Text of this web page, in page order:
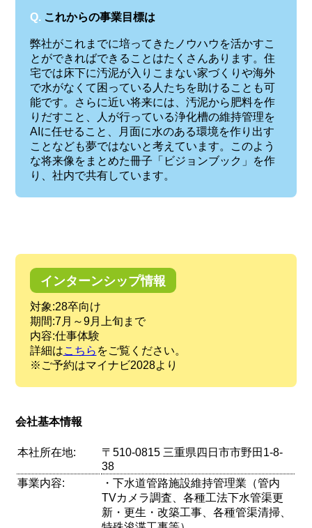
Q. これからの事業目標は
弊社がこれまでに培ってきたノウハウを活かすこ
とができればできることはたくさんあります。住
宅では床下に汚泥が入りこまない家づくりや海外
で水がなくて困っている人たちを助けることも可
能です。さらに近い将来には、汚泥から肥料を作
りだすこと、人が行っている浄化槽の維持管理を
AIに任せること、月面に水のある環境を作り出す
ことなども夢ではないと考えています。このよう
な将来像をまとめた冊子「ビジョンブック」を作
り、社内で共有しています。
インターンシップ情報
対象:28卒向け
期間:7月～9月上旬まで
内容:仕事体験
詳細はこちら をご覧ください。
※ご予約はマイナビ2028より
会社基本情報
本社所在地:
〒510-0815 三重県四日市市野田1-8-
38
事業内容:
・下水道管路施設維持管理業（管内
TVカメラ調査、各種工法下水管渠更
新・更生・改築工事、各種管渠清掃、